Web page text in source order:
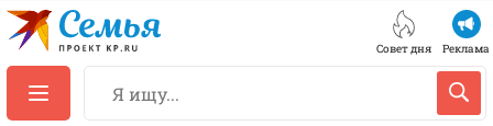
Совет дня Реклама